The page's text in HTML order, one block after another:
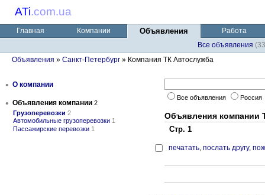
ATi.com.ua
Главная Компании Объявления
Работа
Все объявления
Объявления » Санкт-Петербург » Компания ТК Автослужба
• О компании
• Объявления компании 2
Грузоперевозки 2
Автомобильные грузоперевозки 1
Пассажирские перевозки 1
Все объявления Россия
Объявления компании
Стр. 1
печатать, послать другу,